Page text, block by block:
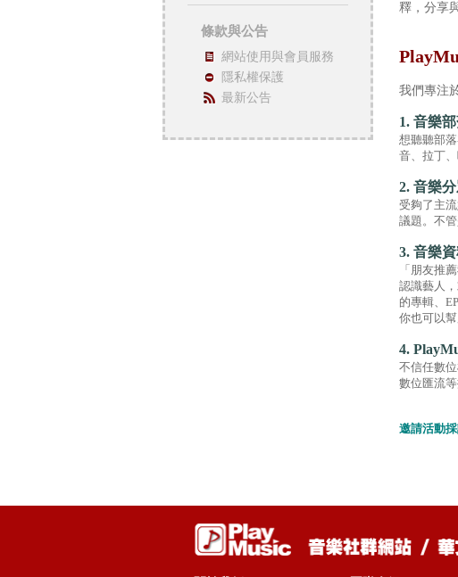
條款與公告
網站使用與會員服務
隱私權保護
最新公告
釋，分享
我們專注
1. 音樂
想聽聽部
音、拉丁
2. 音樂
受夠了主
議題。不
3. 音樂
「朋友推
認識藝人
的專輯、
你也可以
4.
不信任數
數位匯流
邀請活動